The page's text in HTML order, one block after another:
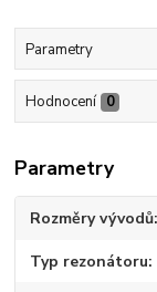
Parametry
Hodnocení 0
Parametry
Rozměry vývodů
Typ rezonátoru